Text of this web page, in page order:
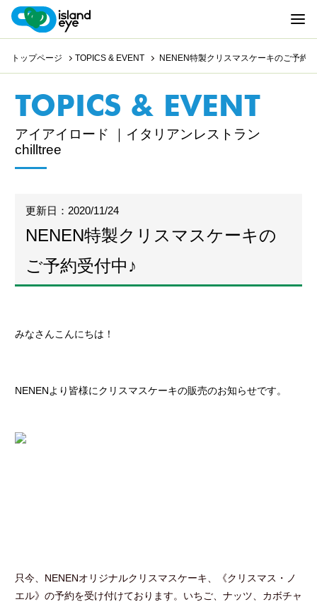
トップページ TOPICS & EVENT NENEN特製クリスマスケーキのご予約
TOPICS & EVENT
アイアイロード ｜イタリアンレストラン
chilltree
更新日：2020/11/24
NENEN特製クリスマスケーキの
ご予約受付中♪
みなさんこんにちは！
NENENより皆様にクリスマスケーキの販売のお知らせです。
只今、NENENオリジナルクリスマスケーキ、《クリスマス・ノ
エル》の予約を受け付けております。 いちご、ナッツ、カボチャ